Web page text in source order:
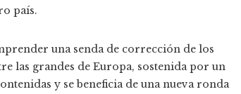
país.
una senda de corrección de los
las grandes de Europa, sostenida por un
y se beneficia de una nueva ronda